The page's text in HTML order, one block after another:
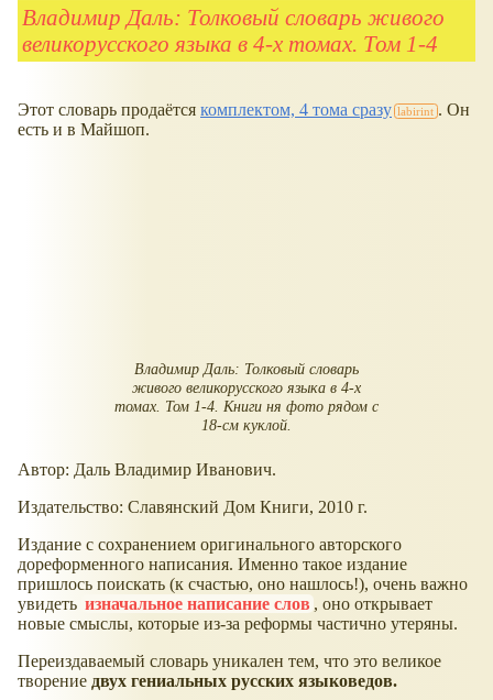
Владимир Даль: Толковый словарь живого
великорусского языка в 4-х томах. Том 1-4
Этот словарь продаётся комплектом, 4 тома сразу
. Он
есть и в Майшоп.
Владимир Даль: Толковый словарь
живого великорусского языка в 4-х
томах. Том 1-4. Книги ня фото рядом с
18-см куклой.
Автор: Даль Владимир Иванович.
Издательство: Славянский Дом Книги, 2010 г.
Издание с сохранением оригинального авторского
дореформенного написания. Именно такое издание
пришлось поискать (к счастью, оно нашлось!), очень важно
увидеть изначальное написание слов , оно открывает
новые смыслы, которые из-за реформы частично утеряны.
Переиздаваемый словарь уникален тем, что это великое
творение двух гениальных русских языковедов.